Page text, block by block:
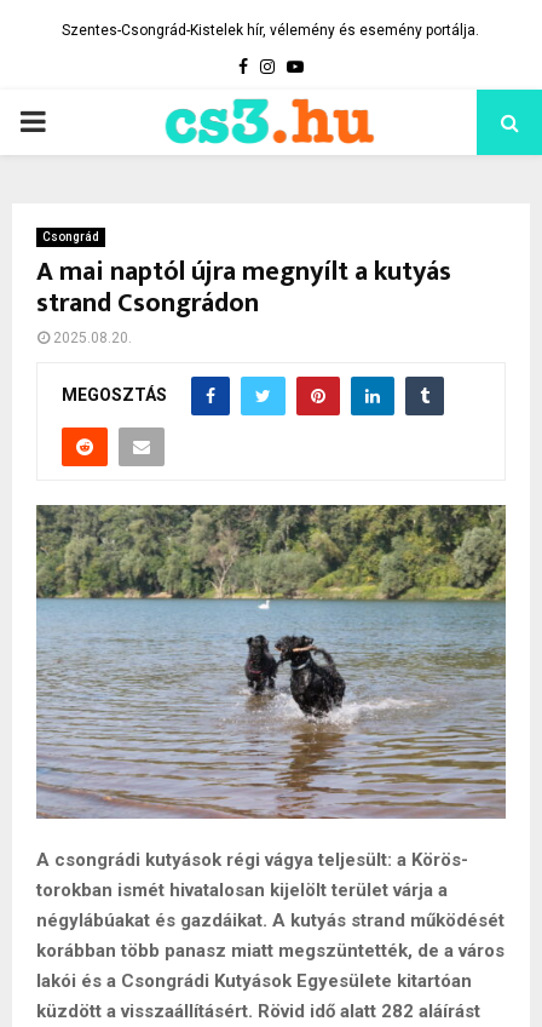
Szentes-Csongrád-Kistelek hír, vélemény és esemény portálja.
Facebook
Instagram
Youtube
PRIMARY
Csongrád
A mai naptól újra megnyílt a kutyás
strand Csongrádon
2025.08.20.
MEGOSZTÁS
A csongrádi kutyások régi vágya teljesült: a Körös-
torokban ismét hivatalosan kijelölt terület várja a
négylábúakat és gazdáikat. A kutyás strand működését
korábban több panasz miatt megszüntették, de a város
lakói és a Csongrádi Kutyások Egyesülete kitartóan
küzdött a visszaállításért. Rövid idő alatt 282 aláírást